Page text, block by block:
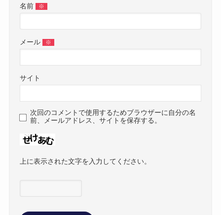
名前 ※
メール ※
サイト
次回のコメントで使用するためブラウザーに自分の名
前、メールアドレス、サイトを保存する。
上に表示された文字を入力してください。